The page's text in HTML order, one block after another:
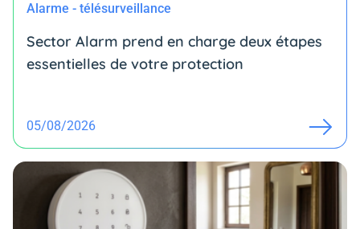
Alarme - télésurveillance
Sector Alarm prend en charge deux étapes
essentielles de votre protection
05/08/2026